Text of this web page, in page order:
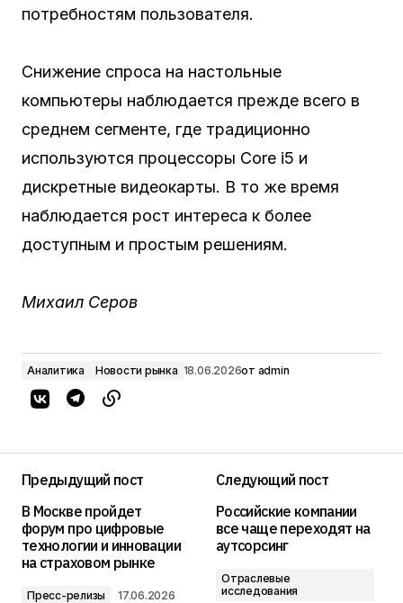
потребностям пользователя.
Снижение спроса на настольные
компьютеры наблюдается прежде всего в
среднем сегменте, где традиционно
используются процессоры Core i5 и
дискретные видеокарты. В то же время
наблюдается рост интереса к более
доступным и простым решениям.
Михаил Серов
Аналитика Новости рынка 18.06.2026от admin
Предыдущий пост
В Москве пройдет
форум про цифровые
технологии и инновации
на страховом рынке
Пресс-релизы 17.06.2026
Следующий пост
Российские компании
все чаще переходят на
аутсорсинг
Отраслевые
исследования